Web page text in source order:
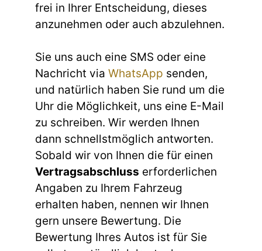
frei in Ihrer Entscheidung, dieses
anzunehmen oder auch abzulehnen.
Sie uns auch eine SMS oder eine
Nachricht via WhatsApp senden,
und natürlich haben Sie rund um die
Uhr die Möglichkeit, uns eine E-Mail
zu schreiben. Wir werden Ihnen
dann schnellstmöglich antworten.
Sobald wir von Ihnen die für einen
Vertragsabschluss erforderlichen
Angaben zu Ihrem Fahrzeug
erhalten haben, nennen wir Ihnen
gern unsere Bewertung. Die
Bewertung Ihres Autos ist für Sie